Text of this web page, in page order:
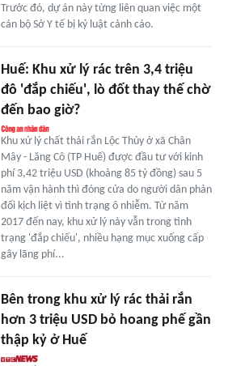
Trước đó, dự án này từng liên quan việc một
cán bộ Sở Y tế bị kỷ luật cảnh cáo.
Huế: Khu xử lý rác trên 3,4 triệu
đô 'đắp chiếu', lò đốt thay thế chờ
đến bao giờ?
Khu xử lý chất thải rắn Lộc Thủy ở xã Chân
Mây - Lăng Cô (TP Huế) được đầu tư với kinh
phí 3,42 triệu USD (khoảng 85 tỷ đồng) sau 5
năm vận hành thì đóng cửa do người dân phản
đối kịch liệt vì tình trạng ô nhiễm. Từ năm
2017 đến nay, khu xử lý này vẫn trong tình
trạng 'đắp chiếu', nhiều hạng mục xuống cấp
gây lãng phí...
Bên trong khu xử lý rác thải rắn
hơn 3 triệu USD bỏ hoang phế gần
thập kỷ ở Huế